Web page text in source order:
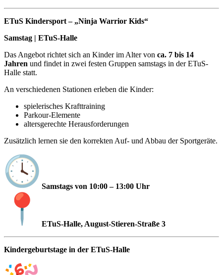
ETuS Kindersport – „Ninja Warrior Kids“
Samstag | ETuS-Halle
Das Angebot richtet sich an Kinder im Alter von ca. 7 bis 14
Jahren und findet in zwei festen Gruppen samstags in der ETuS-
Halle statt.
An verschiedenen Stationen erleben die Kinder:
spielerisches Krafttraining
Parkour-Elemente
altersgerechte Herausforderungen
Zusätzlich lernen sie den korrekten Auf- und Abbau der Sportgeräte.
Samstags von 10:00 – 13:00 Uhr
ETuS-Halle, August-Stieren-Straße 3
Kindergeburtstage in der ETuS-Halle